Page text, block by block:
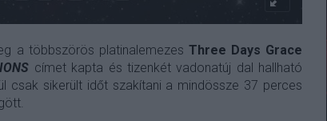
a többszörös platinalemezes Three Days Grace
címet kapta és tizenkét vadonatúj dal hallható
csak sikerült időt szakítani a mindössze 37 perces